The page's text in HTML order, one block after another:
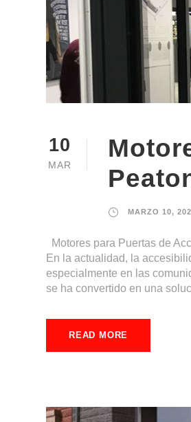
10
MAR
MARZO 10,
Motores para Puertas de
En la actualidad, la
especialmente en las
se ha convertido en una
READ MORE